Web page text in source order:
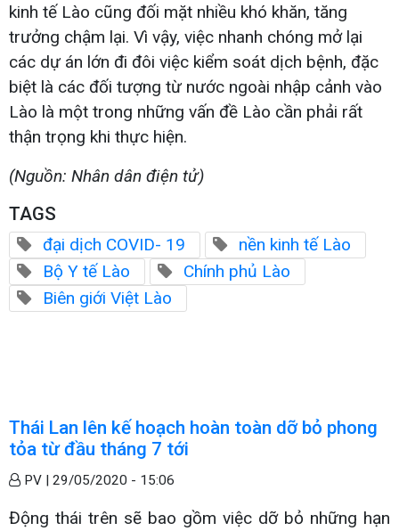
kinh tế Lào cũng đối mặt nhiều khó khăn, tăng
trưởng chậm lại. Vì vậy, việc nhanh chóng mở lại
các dự án lớn đi đôi việc kiểm soát dịch bệnh, đặc
biệt là các đối tượng từ nước ngoài nhập cảnh vào
Lào là một trong những vấn đề Lào cần phải rất
thận trọng khi thực hiện.
(Nguồn: Nhân dân điện tử)
TAGS
đại dịch COVID- 19
nền kinh tế Lào
Bộ Y tế Lào
Chính phủ Lào
Biên giới Việt Lào
Thái Lan lên kế hoạch hoàn toàn dỡ bỏ phong
tỏa từ đầu tháng 7 tới
PV | 29/05/2020 - 15:06
Động thái trên sẽ bao gồm việc dỡ bỏ những hạn